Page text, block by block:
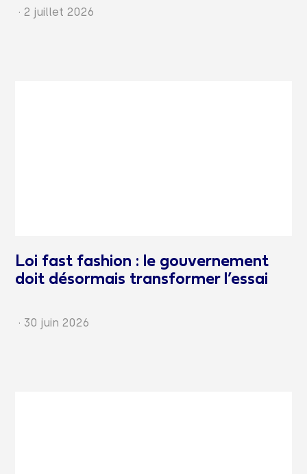
· 2 juillet 2026
Loi fast fashion : le gouvernement
doit désormais transformer l’essai
· 30 juin 2026